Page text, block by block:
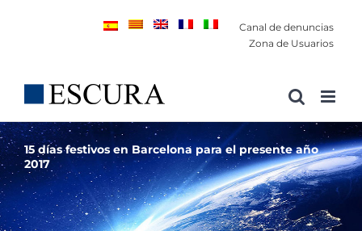
Canal de denuncias
Zona de Usuarios
15 días festivos en Barcelona para el presente año
2017